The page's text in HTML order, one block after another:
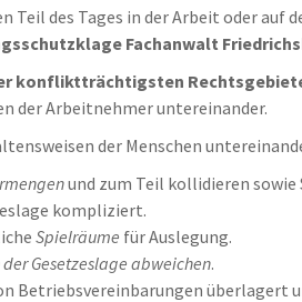
des Tages in der Arbeit oder auf
Fachanwalt
konfliktträchtigsten
der Arbeitnehmer untereinander.
der Menschen
und zum Teil kollidieren
kompliziert.
Spielräume für Auslegung.
der Gesetzeslage abweichen.
Betriebsvereinbarungen überlagert